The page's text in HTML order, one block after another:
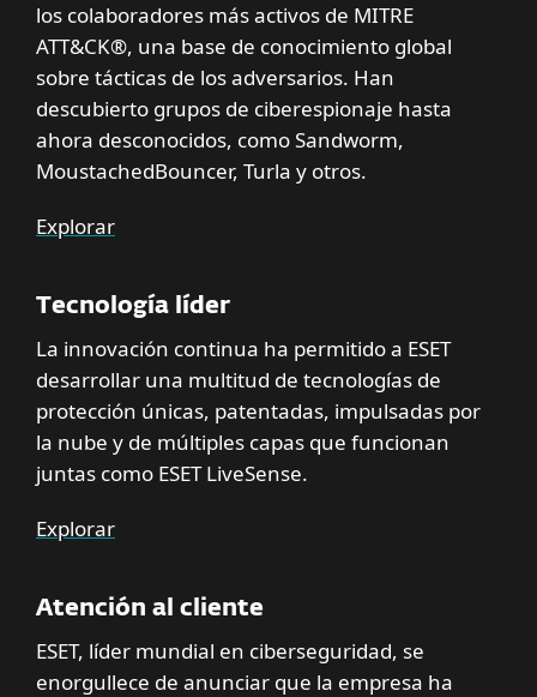
los colaboradores más activos de MITRE
ATT&CK®, una base de conocimiento global
sobre tácticas de los adversarios. Han
descubierto grupos de ciberespionaje hasta
ahora desconocidos, como Sandworm,
MoustachedBouncer, Turla y otros.
Explorar
Tecnología líder
La innovación continua ha permitido a ESET
desarrollar una multitud de tecnologías de
protección únicas, patentadas, impulsadas por
la nube y de múltiples capas que funcionan
juntas como ESET LiveSense.
Explorar
Atención al cliente
ESET, líder mundial en ciberseguridad, se
enorgullece de anunciar que la empresa ha